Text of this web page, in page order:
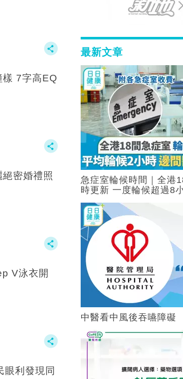
樣 7字高EQ
眼利發現同
最新文章
急症室輪候時間｜全港
時更新 一度輪候超過8
中醫看中風後吞嚥障礙